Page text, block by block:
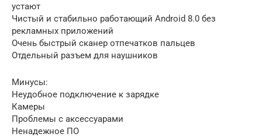
устают
Чистый и стабильно работающий Android 8.0 без
рекламных приложений
Очень быстрый сканер отпечатков пальцев
Отдельный разъем для наушников
Минусы:
Неудобное подключение к зарядке
Камеры
Проблемы с аксессуарами
Ненадежное ПО